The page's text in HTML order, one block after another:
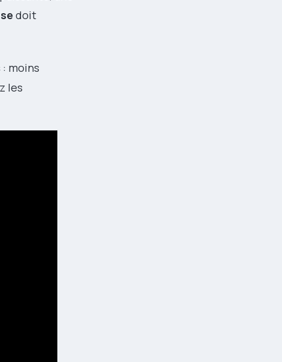
doit
moins
les